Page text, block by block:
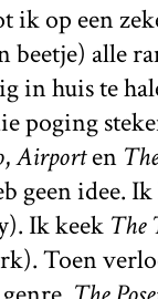
ik op een
beetje) alle
in huis te
poging
,Airporten
geen idee.
Ik keek The
Toen